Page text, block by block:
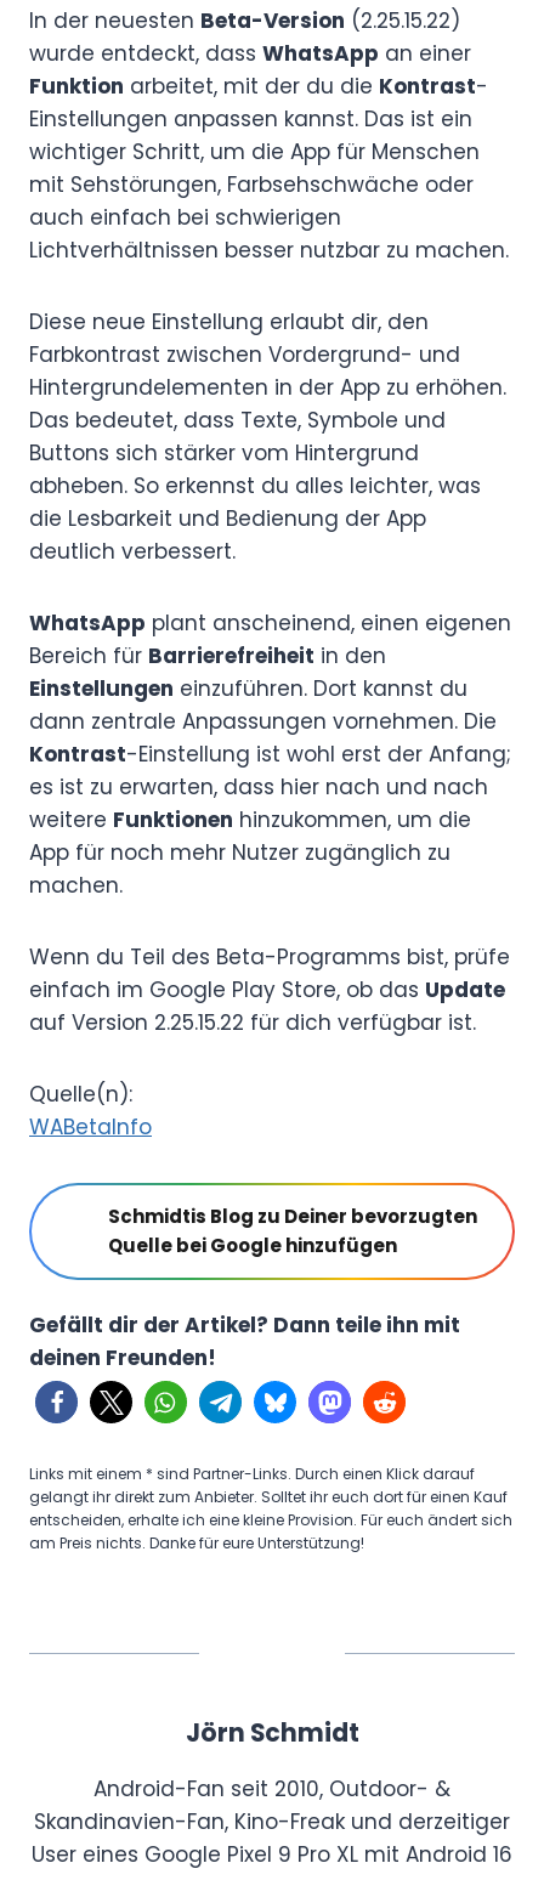
In der neuesten Beta-Version (2.25.15.22)
wurde entdeckt, dass WhatsApp an einer
Funktion arbeitet, mit der du die Kontrast-
Einstellungen anpassen kannst. Das ist ein
wichtiger Schritt, um die App für Menschen
mit Sehstörungen, Farbsehschwäche oder
auch einfach bei schwierigen
Lichtverhältnissen besser nutzbar zu machen.
Diese neue Einstellung erlaubt dir, den
Farbkontrast zwischen Vordergrund- und
Hintergrundelementen in der App zu erhöhen.
Das bedeutet, dass Texte, Symbole und
Buttons sich stärker vom Hintergrund
abheben. So erkennst du alles leichter, was
die Lesbarkeit und Bedienung der App
deutlich verbessert.
WhatsApp plant anscheinend, einen eigenen
Bereich für Barrierefreiheit in den
Einstellungen einzuführen. Dort kannst du
dann zentrale Anpassungen vornehmen. Die
Kontrast-Einstellung ist wohl erst der Anfang;
es ist zu erwarten, dass hier nach und nach
weitere Funktionen hinzukommen, um die
App für noch mehr Nutzer zugänglich zu
machen.
Wenn du Teil des Beta-Programms bist, prüfe
einfach im Google Play Store, ob das Update
auf Version 2.25.15.22 für dich verfügbar ist.
Quelle(n):
WABetaInfo
Schmidtis Blog zu Deiner bevorzugten
Quelle bei Google hinzufügen
Gefällt dir der Artikel? Dann teile ihn mit
deinen Freunden!
Links mit einem * sind Partner-Links. Durch einen Klick darauf
gelangt ihr direkt zum Anbieter. Solltet ihr euch dort für einen Kauf
entscheiden, erhalte ich eine kleine Provision. Für euch ändert sich
am Preis nichts. Danke für eure Unterstützung!
Jörn Schmidt
Android-Fan seit 2010, Outdoor- &
Skandinavien-Fan, Kino-Freak und derzeitiger
User eines Google Pixel 9 Pro XL mit Android 16